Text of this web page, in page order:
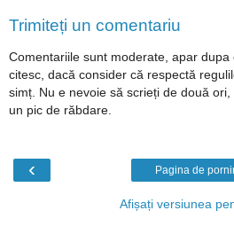
Trimiteți un comentariu
Comentariile sunt moderate, apar dupa
citesc, dacă consider că respectă
simț. Nu e nevoie să scrieți de două
un pic de răbdare.
‹ Pagina de
Afișați versiunea